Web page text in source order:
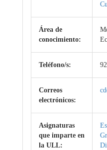
Área de
conocimiento:
Teléfono/s:
Correos
electrónicos:
Asignaturas
que imparte en
la ULL: